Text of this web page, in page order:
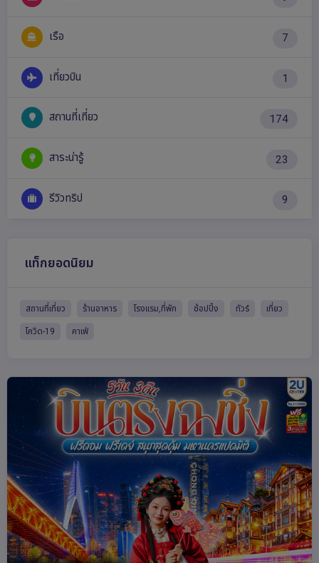
เรือ 7
เที่ยวบิน 1
สถานที่เที่ยว 174
สาระน่ารู้ 23
รีวิวทริป 9
แท็กยอดนิยม
สถานที่เที่ยว ร้านอาหาร โรงแรม,ที่พัก ช้อปปิ้ง ทัวร์ เที่ยว
โควิด-19 คาเฟ่